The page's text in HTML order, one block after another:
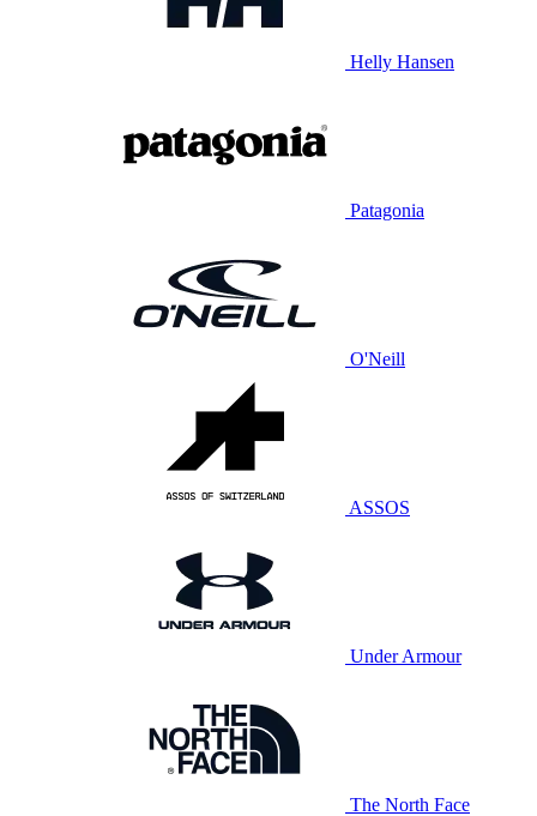
Helly Hansen
Patagonia
O'Neill
ASSOS
Under Armour
The North Face